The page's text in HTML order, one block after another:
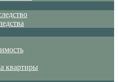
квартиры